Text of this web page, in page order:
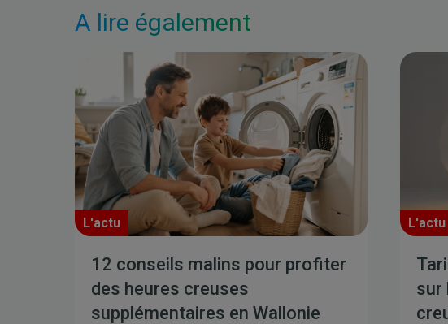
A lire également
L'actu
12 conseils malins pour profiter
des heures creuses
supplémentaires en Wallonie
L'actu
sur